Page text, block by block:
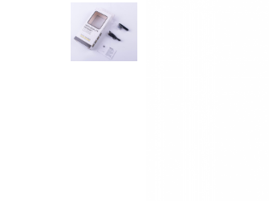
Parfumuri cu feromoni
Periute dinti
Produse albire si curatare dinti